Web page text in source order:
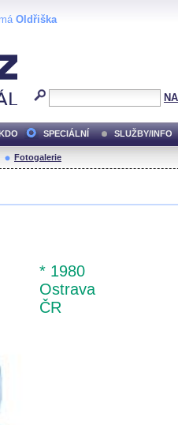
Oldřiška
SPECIÁLNÍ SLUŽBY/INFO
Fotogalerie
* 1980
Ostrava
ČR